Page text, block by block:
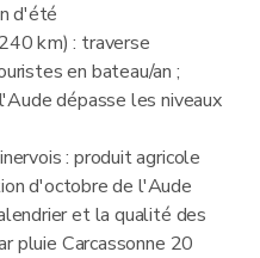
d'été
km) : traverse
en bateau/an ;
dépasse les niveaux
: produit agricole
d'octobre de l'Aude
et la qualité des
pluie Carcassonne 20